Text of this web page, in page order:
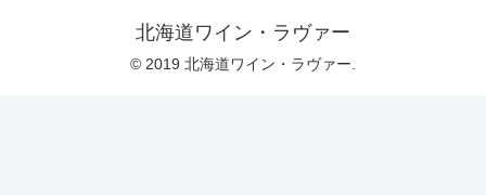
北海道ワイン・ラヴァー
© 2019 北海道ワイン・ラヴァー.